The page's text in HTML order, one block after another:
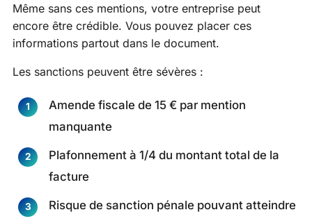
Même sans ces mentions, votre entreprise peut
encore être crédible. Vous pouvez placer ces
informations partout dans le document.
Les sanctions peuvent être sévères :
Amende fiscale de 15 € par mention
manquante
Plafonnement à 1/4 du montant total de la
facture
Risque de sanction pénale pouvant atteindre